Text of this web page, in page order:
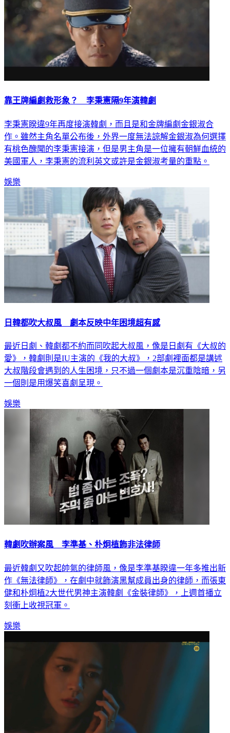
靠王牌編劇救形象？ 李秉憲隔9年演韓劇
李秉憲睽違9年再度接演韓劇，而且是和金牌編劇金銀淑合
作。雖然主角名單公布後，外界一度無法諒解金銀淑為何選擇
有桃色醜聞的李秉憲接演，但是男主角是一位擁有朝鮮血統的
美國軍人，李秉憲的流利英文或許是金銀淑考量的重點。
娛樂
日韓都吹大叔風 劇本反映中年困境超有感
最近日劇、韓劇都不約而同吹起大叔風，像是日劇有《大叔的
愛》，韓劇則是IU主演的《我的大叔》，2部劇裡面都是講述
大叔階段會遇到的人生困境，只不過一個劇本是沉重陰暗，另
一個則是用爆笑喜劇呈現。
娛樂
韓劇吹辦案風 李準基、朴炯植飾非法律師
最近韓劇又吹起帥氣的律師風，像是李準基睽違一年多推出新
作《無法律師》，在劇中就飾演黑幫成員出身的律師，而張東
健和朴炯植2大世代男神主演韓劇《金裝律師》，上週首播立
刻衝上收視冠軍。
娛樂